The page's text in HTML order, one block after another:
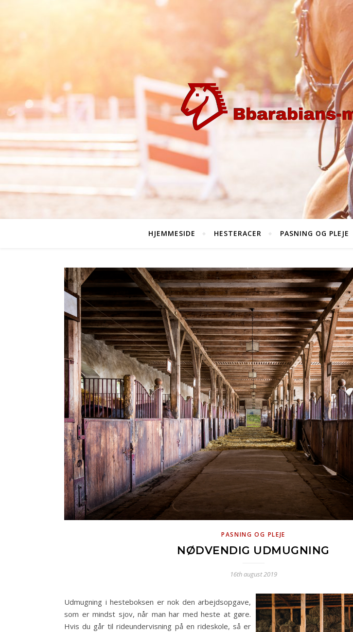
HJEMMESIDE HESTERACER PASNING OG PLEJE
PASNING OG PLEJE
NØDVENDIG UDMUGNING
16th august 2019
Udmugning i hesteboksen er nok den arbejdsopgave,
som er mindst sjov, når man har med heste at gøre.
Hvis du går til rideundervisning på en rideskole, så er